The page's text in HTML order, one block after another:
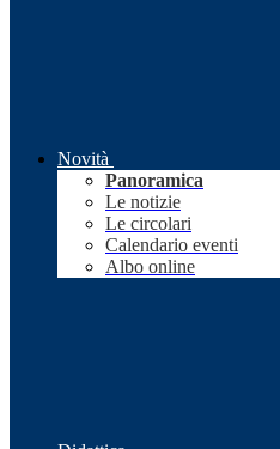
Novità
Panoramica
Le notizie
Le circolari
Calendario eventi
Albo online